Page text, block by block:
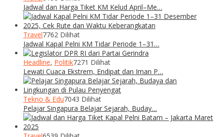
Jadwal dan Harga Tiket KM Kelud April–Me…
Travel7762 Dilihat
Jadwal Kapal Pelni KM Tidar Periode 1–31…
Headline, Politik7271 Dilihat
Lewati Cuaca Ekstrem, Endipat dan Iman P…
Tekno & Edu7043 Dilihat
Pelajar Singapura Belajar Sejarah, Buday…